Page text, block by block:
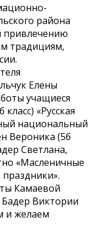
района
привлечению
традициям,
Елены
учащиеся
«Русская
национальный
Вероника (5б
Светлана,
«Масленичные
Камаевой
Виктории
и желаем